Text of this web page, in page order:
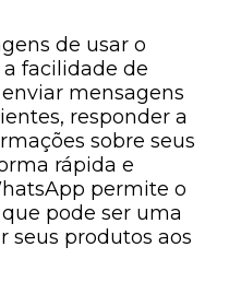
de usar o
facilidade de
mensagens
responder a
sobre seus
rápida e
permite o
pode ser uma
seus produtos aos